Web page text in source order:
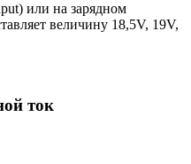
или на зарядном
величину 18,5V, 19V,
ток